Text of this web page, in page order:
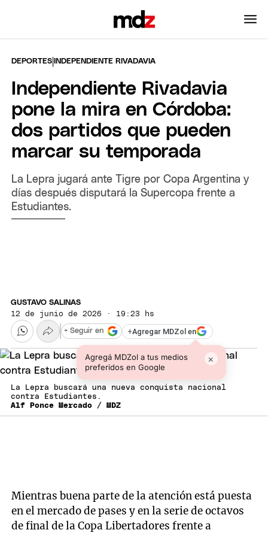
DEPORTES | INDEPENDIENTE RIVADAVIA
Independiente Rivadavia
pone la mira en Córdoba:
dos partidos que pueden
marcar su temporada
La Lepra jugará ante Tigre por Copa Argentina y
días después disputará la Supercopa frente a
Estudiantes.
GUSTAVO SALINAS
12 de junio de 2026 · 19:23 hs
+Agregar MDZol en
Agregá MDZol a tus medios
preferidos en Google
×
+ Seguir en
La Lepra buscará una nueva conquista nacional
contra Estudiantes.
Alf Ponce Mercado / MDZ
Mientras buena parte de la atención está puesta
en el mercado de pases y en la serie de octavos
de final de la Copa Libertadores frente a